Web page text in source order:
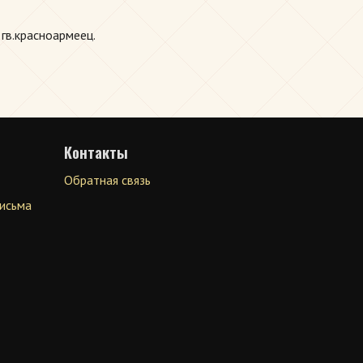
Контакты
Обратная связь